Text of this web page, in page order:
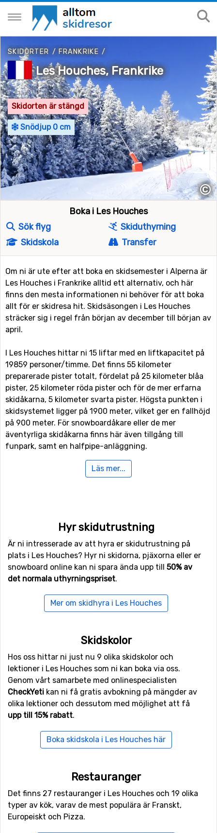
SKIDORTER /FRANKRIKE /
Les Houches, Frankrike
Skidorten är stängd
Snödjup 0 cm
©
Boka i Les Houches
Sök flyg
Skiduthyrning
Skidskola
Transfer
Om ni är ute efter att boka en skidsemester i Alperna är
Les Houches i Frankrike alltid ett alternativ, och här
finns den mesta informationen ni behöver för att boka
allt för er skidresa hit. Skidsäsongen i Les Houches
sträcker sig i regel från början av december till början av
april.
I Les Houches hittar ni 15 liftar med en liftkapacitet på
19859 personer/timme. Det finns 55 kilometer
preparerade pister totalt, fördelat på 25 kilometer blåa
pister, 25 kilometer röda pister och för de mer erfarna
skidåkarna, 5 kilometer svarta pister. Högsta punkten i
skidsystemet ligger på 1900 meter, vilket ger en fallhöjd
på 900 meter. För snowboardåkare eller de mer
äventyrliga skidåkarna finns här även tillgång till
funpark, samt en halfpipe-anläggning.
Finns det familjemedlemmer eller andra som är med på
Flygplatser nära Les Houches
Vill man flyga till Les Houches så ligger flygplatsen
Geneva International Airport, Genève närmast, på ett
avstånd av 66 kilometer från skidorten. Andra
alternativa flygplatser som är möjliga att flyga till är
, Chambery (77 kilometers avstånd), samt
Skidorter i närheten av Les Houches
Inte långt från Les Houches ligger skidortenChamonix
avståndet är endast 7 kilometer. Ni hittar även
skidorternaSaint Gervaispå 7 kilometers avstånd och
Les Contamines, 9 kilometer från Les Houches.
Läs mer...
Hyr skidutrustning
Är ni intresserade av att hyra er skidutrustning på
plats i Les Houches? Hyr ni skidorna, pjäxorna eller er
snowboard online kan ni spara ända upp till 50% av
det normala uthyrningspriset.
Mer om skidhyra i Les Houches
Skidskolor
Hos oss hittar ni just nu 9 olika skidskolor och
lektioner i Les Houches som ni kan boka via oss.
Genom vårt samarbete med onlinespecialisten
CheckYeti kan ni få gratis avbokning på mängder av
olika lektioner och dessutom med möjlighet att få
upp till 15% rabatt.
Boka skidskola i Les Houches här
Restauranger
Det finns 27 restauranger i Les Houches och 19 olika
typer av kök, varav de mest populära är Franskt,
Europeiskt och Pizza.